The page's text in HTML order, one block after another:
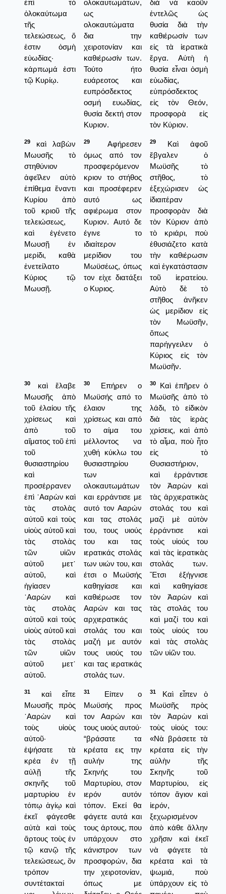
ἐπὶ τὸ
ὁλοκαύτωμα
τῆς
τελειώσεως, ὅ
ἐστιν ὀσμὴ
εὐωδίας·
κάρπωμά ἐστι
τῷ Κυρίῳ.
ολοκαυτωμάτων,
ως
ολοκαυτώματα
δια την
χειροτονίαν και
καθιέρωσίν των.
Τούτο ήτο
ευάρεοτος και
ευπρόσδεκτος
οσμή ευωδίας,
θυσία δεκτή στον
Κυριον.
διὰ νὰ καοῦν
ἐντελῶς ὡς
θυσία διὰ τὴν
καθιέρωσίν των
εἰς τὰ ἱερατικὰ
ἔργα. Αὐτὴ ἡ
θυσία εἶναι ὀσμὴ
εὐωδίας,
εὐπρόσδεκτος
εἰς τὸν Θεόν,
προσφορὰ εἰς
τὸν Κύριον.
29
καὶ λαβὼν
Μωυσῆς τὸ
στηθύνιον
ἀφεῖλεν αὐτὸ
ἐπίθεμα ἔναντι
Κυρίου ἀπὸ
τοῦ κριοῦ τῆς
τελειώσεως,
καὶ ἐγένετο
Μωυσῇ ἐν
μερίδι, καθὰ
ἐνετείλατο
Κύριος τῷ
Μωυσῇ.
29
Αφήρεσεν
όμως από τον
προσφερόμενον
κριον το στήθος
και προσέφερεν
αυτό ως
αφιέρωμα στον
Κυριον. Αυτό δε
έγινε το
ιδιαίτερον
μερίδιον του
Μωϋσέως, όπως
τον είχε διατάξει
ο Κυριος.
29
Καὶ ἀφοῦ
ἔβγαλεν ὁ
Μωϋσῆς τὸ
στῆθος, τὸ
ἐξεχώρισεν ὡς
ἰδιαιτέραν
προσφορὰν διὰ
τὸν Κύριον ἀπὸ
τὸ κριάρι, ποὺ
ἐθυσιάζετο κατὰ
τὴν καθιέρωσιν
καὶ ἐγκατάστασιν
τοῦ ἱερατείου.
Αὐτὸ δὲ τὸ
στῆθος ἀνῆκεν
ὡς μερίδιον εἰς
τὸν Μωϋσῆν,
ὅπως
παρήγγειλεν ὁ
Κύριος εἰς τὸν
Μωϋσῆν.
30
καὶ ἔλαβε
Μωυσῆς ἀπὸ
τοῦ ἐλαίου τῆς
χρίσεως καὶ
ἀπὸ τοῦ
αἵματος τοῦ ἐπὶ
τοῦ
θυσιαστηρίου
καὶ
προσέρρανεν
ἐπὶ ᾿Ααρὼν καὶ
τὰς στολὰς
αὐτοῦ καὶ τοὺς
υἱοὺς αὐτοῦ καὶ
τὰς στολὰς
τῶν υἱῶν
αὐτοῦ μετ᾿
αὐτοῦ, καὶ
ἡγίασεν
᾿Ααρὼν καὶ
τὰς στολὰς
αὐτοῦ καὶ τούς
υἱοὺς αὐτοῦ καὶ
τὰς στολὰς
τῶν υἱῶν
αὐτοῦ μετ᾿
αὐτοῦ.
30
Επήρεν ο
Μωϋσής από το
έλαιον της
χρίσεως και από
το αίμα του
μέλλοντος να
χυθή κύκλω του
θυσιαστηρίου
των
ολοκαυτωμάτων
και ερράντισε με
αυτό τον Ααρών
και τας στολάς
του, τους υιούς
του και τας
ιερατικάς στολάς
των υιών του, και
έτσι ο Μωϋσής
καθηγίασε και
καθιέρωσε τον
Ααρών και τας
αρχιερατικάς
στολάς του και
μαζή με αυτόν
τους υιούς του
και τας ιερατικάς
στολάς των.
30
Καὶ ἐπῆρεν ὁ
Μωϋσῆς ἀπὸ τὸ
λάδι, τὸ εἰδικὸν
διὰ τὰς ἱερὰς
χρίσεις, καὶ ἀπὸ
τὸ αἷμα, ποὺ ἦτο
εἰς τὸ
Θυσιαστήριον,
καὶ ἐρράντισε
τὸν Ἀαρὼν καὶ
τὰς ἀρχιερατικὰς
στολάς του καὶ
μαζὶ μὲ αὐτὸν
ἐρράντισε καὶ
τοὺς υἱούς του
καὶ τὰς ἰερατικὰς
στολάς των.
Ἔτσι ἐξήγνισε
καὶ καθηγίασε
τὸν Ἀαρὼν καὶ
τὰς στολάς του
καὶ μαζί του καὶ
τοὺς υἱούς του
καὶ τὰς στολὰς
τῶν υἱῶν του.
31
καὶ εἶπε
Μωυσῆς πρὸς
᾿Ααρὼν καὶ
τοὺς υἱοὺς
αὐτοῦ·
ἑψήσατε τὰ
κρέα ἐν τῇ
αὐλῇ τῆς
σκηνῆς τοῦ
μαρτυρίου ἐν
τόπῳ ἁγίῳ καὶ
ἐκεῖ φάγεσθε
αὐτὰ καὶ τοὺς
ἄρτους τοὺς ἐν
τῷ κανῷ τῆς
τελειώσεως, ὃν
τρόπον
συντέτακταί
31
Είπεν ο
Μωϋσής προς
τον Ααρών και
τους υιούς αυτού·
“βράσατε τα
κρέατα εις την
αυλήν της
Σκηνής του
Μαρτυρίου, στον
ιερόν αυτόν
τόπον. Εκεί θα
φάγετε αυτά και
τους άρτους, που
υπάρχουν στο
κάνιστρον των
προσφορών, δια
την χειροτονίαν,
όπως με
31
Καὶ εἶπεν ὁ
Μωϋσῆς πρὸς
τὸν Ἀαρὼν καὶ
τοὺς υἱούς του:
«Νὰ βράσετε τὰ
κρέατα εἰς τὴν
αὐλὴν τῆς
Σκηνῆς τοῦ
Μαρτυρίου, εἰς
τόπον ἅγιον καὶ
ἱερόν,
ξεχωρισμένον
ἀπὸ κάθε ἄλλην
χρῆσιν καὶ ἐκεῖ
νὰ φάγετε τὰ
κρέατα καὶ τὰ
ψωμιά, ποὺ
ὑπάρχουν εἰς τὸ